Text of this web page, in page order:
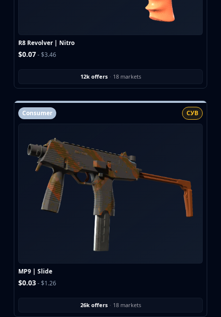
R8 Revolver | Nitro
$0.07- $3.46
12k offers · 18 markets
Consumer СУВ
MP9 | Slide
$0.03- $1.26
26k offers · 18 markets